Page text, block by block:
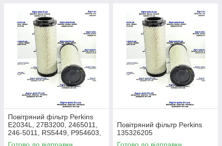
Повітряний фільтр Perkins
E2034L, 27B3200, 2465011,
246-5011, RS5449, P954603,
AF26659, 49205, SA16350,
Повітряний фільтр Perkins
135326205